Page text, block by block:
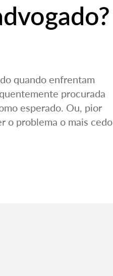
quando enfrentam
procurada
esperado. Ou, pior
o problema o mais cedo